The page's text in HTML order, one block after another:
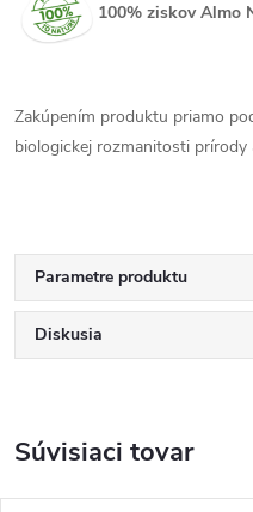
100% ziskov Almo
Zakúpením produktu priamo
biologickej rozmanitosti
Parametre produktu
Diskusia
Súvisiaci tovar